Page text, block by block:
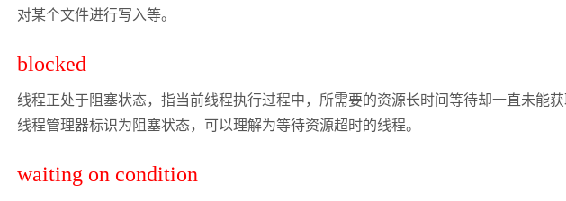
对某个文件进行写入等。
blocked
线程正处于阻塞状态，指当前线程执行过程中，所需要的资源长时间等待却一直未能
线程管理器标识为阻塞状态，可以理解为等待资源超时的线程。
waiting on condition